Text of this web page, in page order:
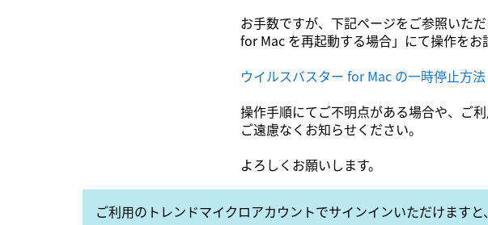
お手数ですが、下記ページをご参照いた
for Mac を再起動する場合」にて操作をお
ウイルスバスター for Mac の一時停止方法
操作手順にてご不明点がある場合や、ご
ご遠慮なくお知らせください。
よろしくお願いします。
ご利用のトレンドマイクロアカウントでサインインいただけます